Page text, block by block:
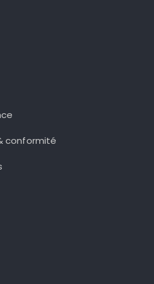
conformité